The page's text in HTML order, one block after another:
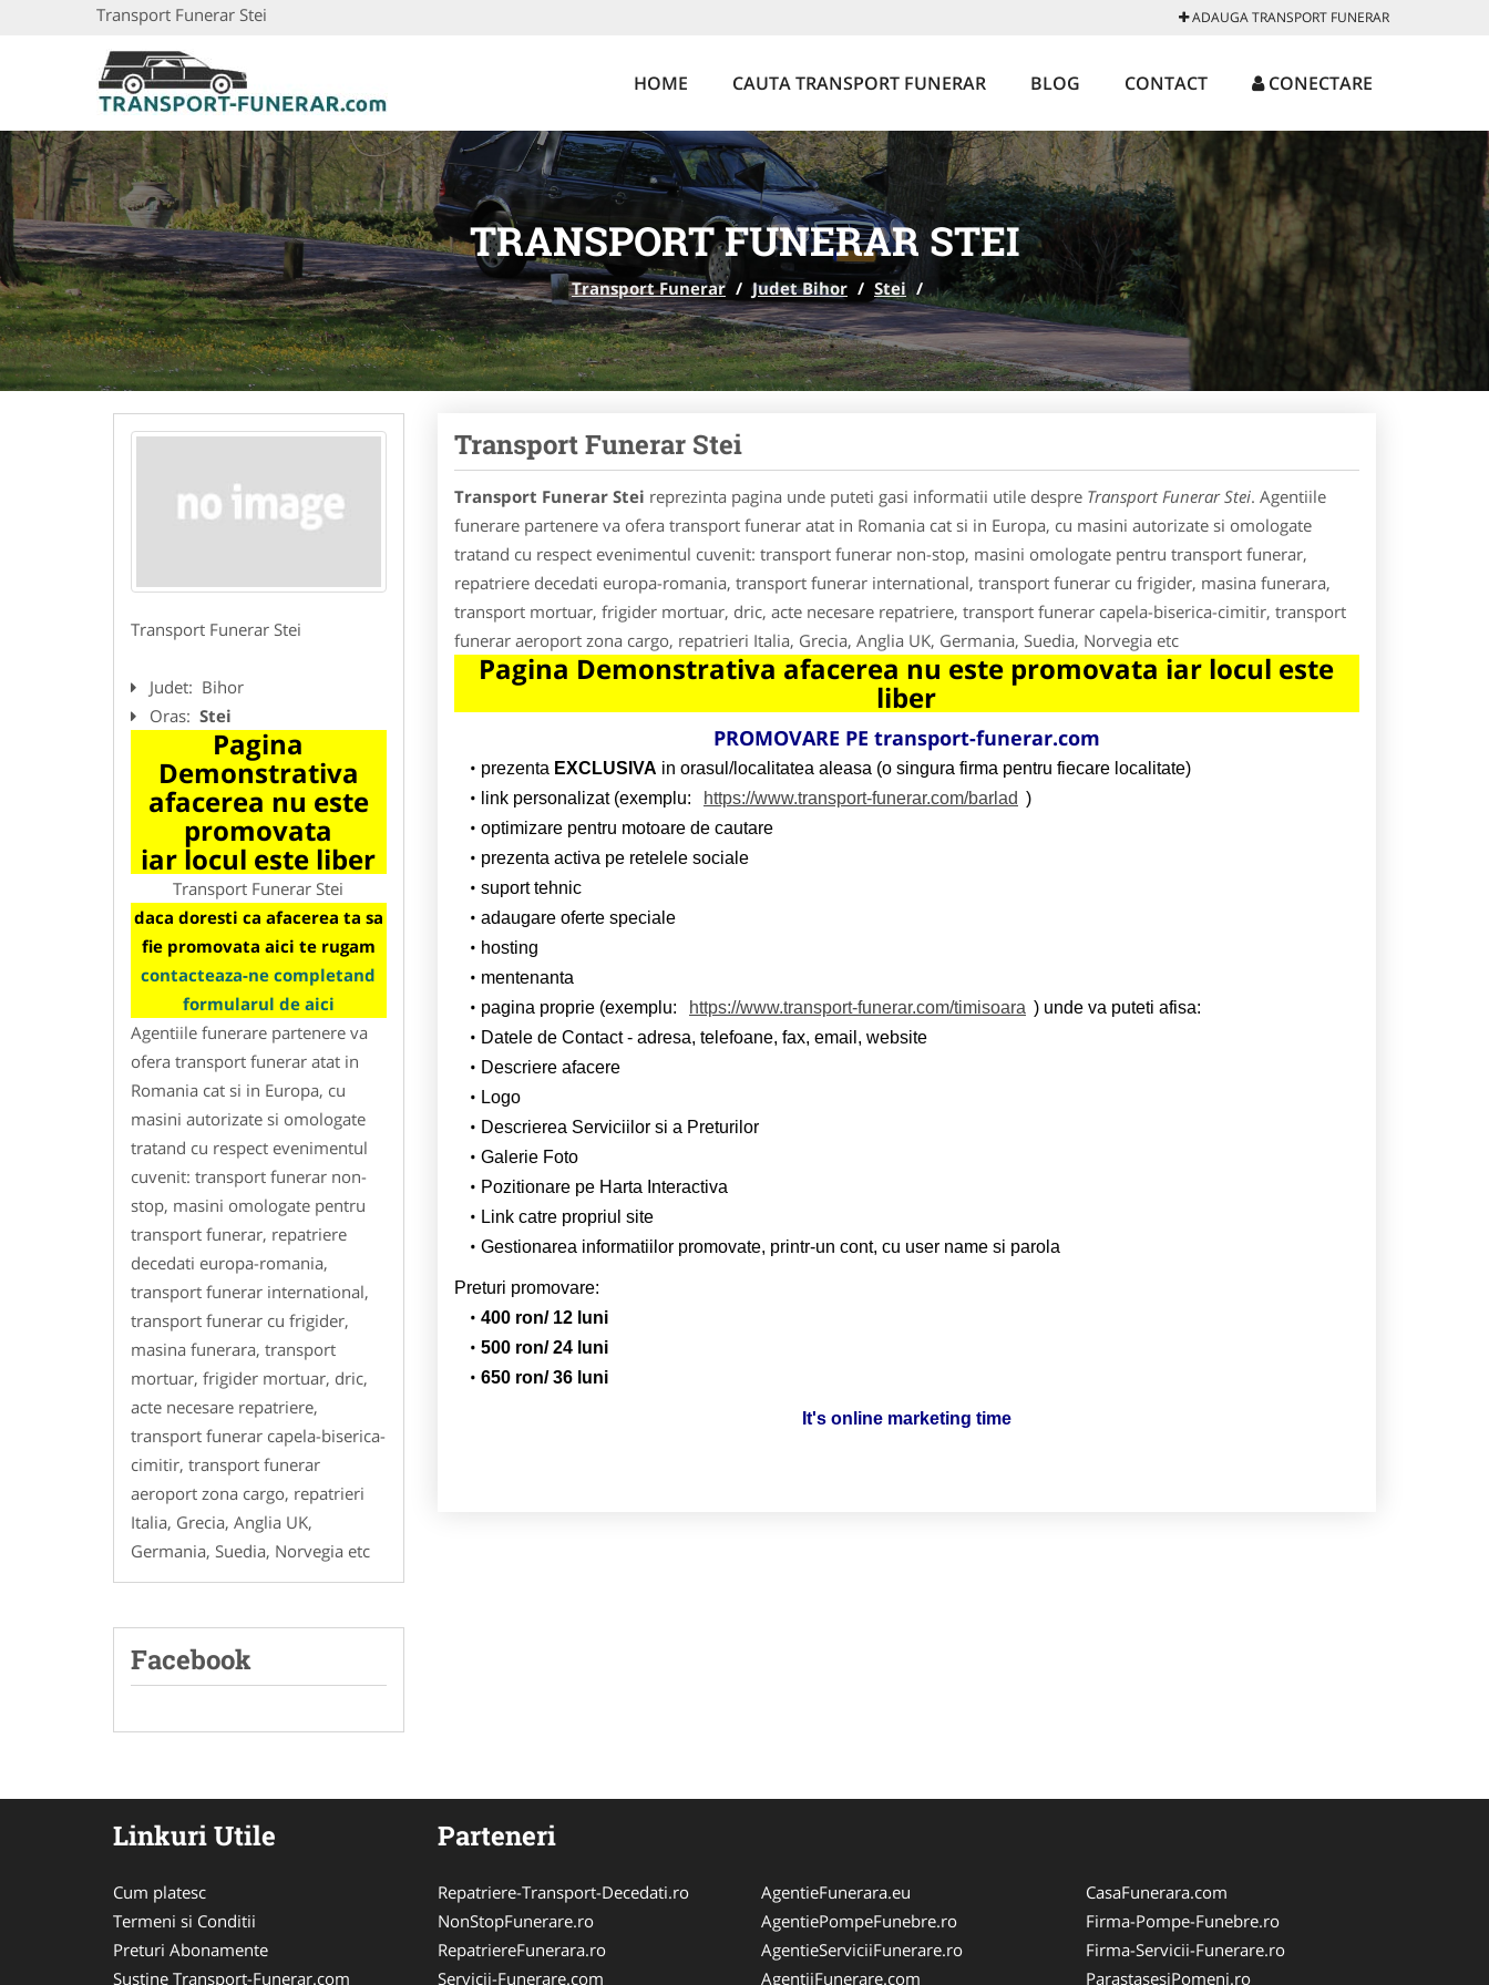
Transport Funerar Stei ADAUGA TRANSPORT FUNERAR
HOME CAUTA TRANSPORT FUNERAR BLOG CONTACT CONECTARE
TRANSPORT FUNERAR STEI
Transport Funerar / Judet Bihor / Stei /
Transport Funerar Stei
Judet: Bihor
Oras: Stei
Pagina
Demonstrativa
afacerea nu este
promovata
iar locul este liber
Transport Funerar Stei
daca doresti ca afacerea ta sa
fie promovata aici te rugam
contacteaza-ne completand
formularul de aici
Agentiile funerare partenere va
ofera transport funerar atat in
Romania cat si in Europa, cu
masini autorizate si omologate
tratand cu respect evenimentul
cuvenit: transport funerar non-
stop, masini omologate pentru
transport funerar, repatriere
decedati europa-romania,
transport funerar international,
transport funerar cu frigider,
masina funerara, transport
mortuar, frigider mortuar, dric,
acte necesare repatriere,
transport funerar capela-biserica-
cimitir, transport funerar
aeroport zona cargo, repatrieri
Italia, Grecia, Anglia UK,
Germania, Suedia, Norvegia etc
Facebook
Transport Funerar Stei
Transport Funerar Stei reprezinta pagina unde puteti gasi informatii utile despre Transport Funerar Stei. Agentiile
funerare partenere va ofera transport funerar atat in Romania cat si in Europa, cu masini autorizate si omologate
tratand cu respect evenimentul cuvenit: transport funerar non-stop, masini omologate pentru transport funerar,
repatriere decedati europa-romania, transport funerar international, transport funerar cu frigider, masina funerara,
transport mortuar, frigider mortuar, dric, acte necesare repatriere, transport funerar capela-biserica-cimitir, transport
funerar aeroport zona cargo, repatrieri Italia, Grecia, Anglia UK, Germania, Suedia, Norvegia etc
Pagina Demonstrativa afacerea nu este promovata iar locul este
liber
PROMOVARE PE transport-funerar.com
prezenta EXCLUSIVA in orasul/localitatea aleasa (o singura firma pentru fiecare localitate)
link personalizat (exemplu:
https://www.transport-funerar.com/barlad )
optimizare pentru motoare de cautare
prezenta activa pe retelele sociale
suport tehnic
adaugare oferte speciale
hosting
mentenanta
pagina proprie (exemplu:
https://www.transport-funerar.com/timisoara ) unde va puteti afisa:
Datele de Contact - adresa, telefoane, fax, email, website
Descriere afacere
Logo
Descrierea Serviciilor si a Preturilor
Galerie Foto
Pozitionare pe Harta Interactiva
Link catre propriul site
Gestionarea informatiilor promovate, printr-un cont, cu user name si parola
Preturi promovare:
400 ron/ 12 luni
500 ron/ 24 luni
650 ron/ 36 luni
It's online marketing time
Linkuri Utile
Cum platesc
Termeni si Conditii
Preturi Abonamente
Sustine Transport-Funerar.com
Parteneri
Repatriere-Transport-Decedati.ro
NonStopFunerare.ro
RepatriereFunerara.ro
Servicii-Funerare.com
AgentieFunerara.eu
AgentiePompeFunebre.ro
AgentieServiciiFunerare.ro
AgentiiFunerare.com
CasaFunerara.com
Firma-Pompe-Funebre.ro
Firma-Servicii-Funerare.ro
ParastasesiPomeni.ro